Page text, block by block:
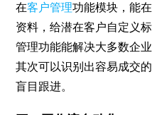
在客户管理功能模块，能
资料，给潜在客户自定义
管理功能能解决大多数企
其次可以识别出容易成交
盲目跟进。